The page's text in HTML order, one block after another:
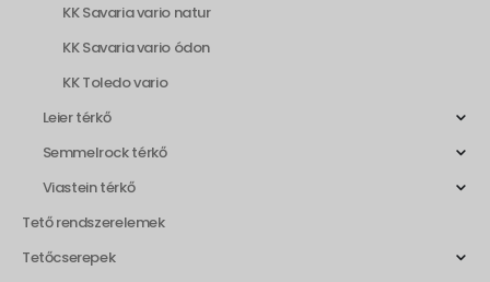
KK Savaria vario natur
KK Savaria vario ódon
KK Toledo vario
Leier térkő
Semmelrock térkő
Viastein térkő
Tető rendszerelemek
Tetőcserepek